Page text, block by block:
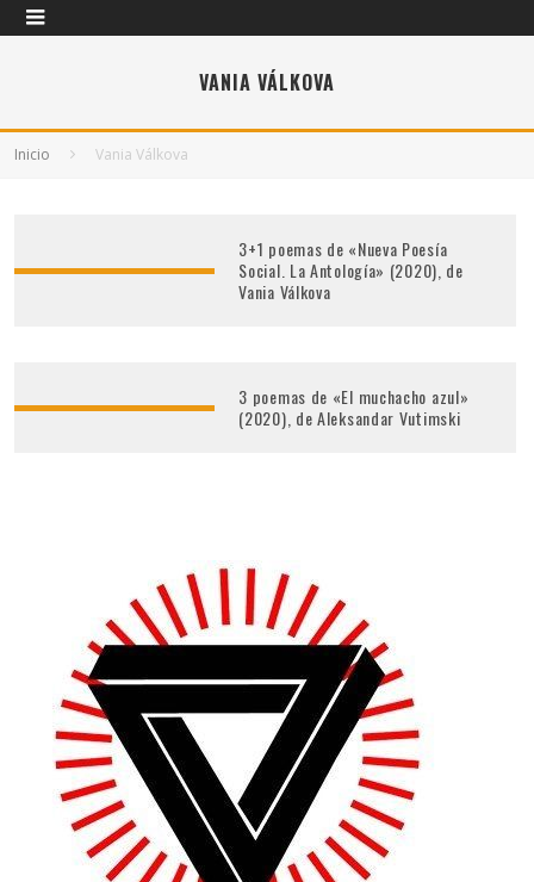
VANIA VÁLKOVA
Inicio Vania Válkova
3+1 poemas de «Nueva Poesía
Social. La Antología» (2020), de
Vania Válkova
3 poemas de «El muchacho azul»
(2020), de Aleksandar Vutimski